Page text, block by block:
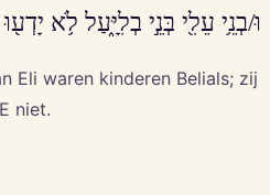
וּ/בְנֵ֥י עֵלִ֖י בְּנֵ֣י בְלִיָּ֑עַל לֹ֥א
Eli waren kinderen Belials; zij
niet.